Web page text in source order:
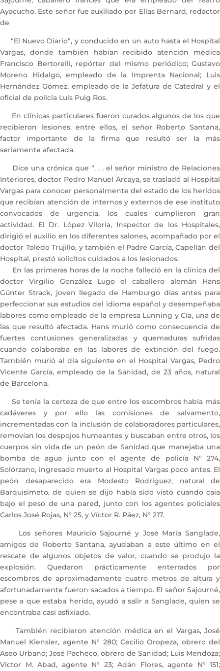
Ayacucho. Este señor fue auxiliado por Elías Bernard, redactor
de
“El Nuevo Diario”, y conducido en un auto hasta el Hospital
Vargas, donde también habían recibido atención médica
Francisco Bertorelli, repórter del mismo periódico; Gustavo
Moreno Hidalgo, empleado de la Imprenta Nacional; Luis
Hernández Gómez, empleado de la Jefatura de Catedral y el
oficial de policía Luis Puig Ros.
En clínicas particulares fueron curados algunos de los que
recibieron lesiones, entre ellos, el señor Roberto Santana,
factor importante de la firma que resultó ser la más
seriamente afectada.
Dice una crónica que “. . . el señor ministro de Relaciones
Interiores, doctor Pedro Manuel Arcaya, se trasladó al Hospital
Vargas para conocer personalmente del estado de los heridos
que recibían atención de internos y externos de ese instituto
convocados de urgencia, los cuales cumplieron gran
actividad. El Dr. López Viloria, Inspector de los Hospitales,
dirigió el auxilio en los diferentes salones, acompañado por el
doctor Toledo Trujillo, y también el Padre García, Capellán del
Hospital, prestó solícitos cuidados a los lesionados.
En las primeras horas de la noche falleció en la clínica del
doctor Virgilio González Lugo el caballero alemán Hans
Günter Strack, joven llegado de Hamburgo días antes para
perfeccionar sus estudios del idioma español y desempeñaba
labores como empleado de la empresa Lünning y Cía, una de
las que resultó afectada. Hans murió como consecuencia de
fuertes contusiones generalizadas y quemaduras sufridas
cuando colaboraba en las labores de extinción del fuego.
También murió al día siguiente en el Hospital Vargas, Pedro
Vicente García, empleado de la Sanidad, de 23 años, natural
de Barcelona.
Se tenía la certeza de que entre los escombros había más
cadáveres y por ello las comisiones de salvamento,
incrementadas con la inclusión de colaboradores particulares,
removían los despojos humeantes y buscaban entre otros, los
cuerpos sin vida de un peón de Sanidad que manejaba una
bomba de agua junto con el agente de policía N° 274,
Solórzano, ingresado muerto al Hospital Vargas poco antes. El
peón desaparecido era Modesto Rodríguez, natural de
Barquisimeto, de quien se dijo había sido visto cuando caía
bajo el peso de una pared, junto con los agentes policiales
Carlos José Rojas, N° 25, y Víctor R. Páez, N° 217.
Los señores Mauricio Sajourné y José María Sanglade,
amigos de Roberto Santana, ayudaban a este último en el
rescate de algunos objetos de valor, cuando se produjo la
explosión. Quedaron prácticamente enterrados por
escombros de aproximadamente cuatro metros de altura y
afortunadamente fueron sacados a tiempo. El señor Sajourné,
pese a que estaba herido, ayudó a salir a Sanglade, quien se
encontraba casi asfixiado.
También recibieron atención médica en el Vargas, José
Manuel Kiensler, agente N° 280; Cecilio Oropeza, obrero del
Aseo Urbano; José Pacheco, obrero de Sanidad; Luis Mendoza;
Víctor M. Abad, agente N° 23; Adán Flores, agente N° 151;